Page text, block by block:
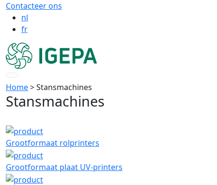
Contacteer ons
nl
fr
Home> Stansmachines
Stansmachines
Grootformaat rolprinters
Grootformaat plaat UV-printers